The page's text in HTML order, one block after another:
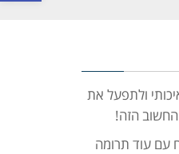
ולתפעל את
הזה!
עם עוד תרומה